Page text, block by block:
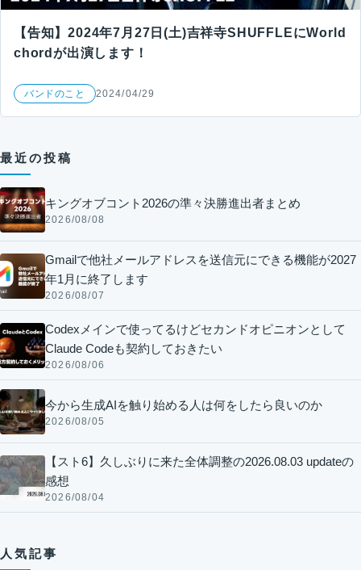
【告知】2024年7月27日(土)吉祥寺SHUFFLEにWorld
chordが出演します！
バンドのこと 2024/04/29
最近の投稿
キングオブコント2026の準々決勝進出者まとめ
2026/08/08
Gmailで他社メールアドレスを送信元にできる機能が2027
年1月に終了します
2026/08/07
Codexメインで使ってるけどセカンドオピニオンとして
Claude Codeも契約しておきたい
2026/08/06
今から生成AIを触り始める人は何をしたら良いのか
2026/08/05
【スト6】久しぶりに来た全体調整の2026.08.03 updateの
感想
2026/08/04
人気記事